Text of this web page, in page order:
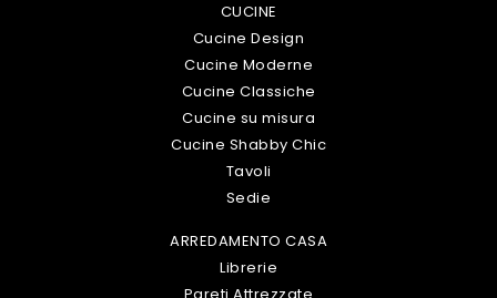
CUCINE
Cucine Design
Cucine Moderne
Cucine Classiche
Cucine su misura
Cucine Shabby Chic
Tavoli
Sedie
ARREDAMENTO CASA
Librerie